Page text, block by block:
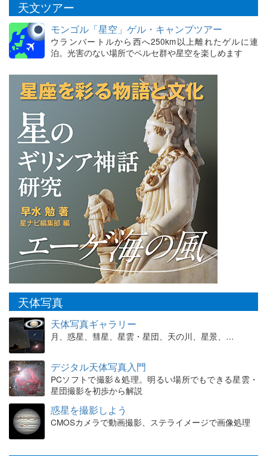
天文ツアー
モンゴル「星空」ゲル・キャンプツアー
ウランバートルから西へ250km以上離れたゲルに連
泊。光害のない場所でペルセ群や星空を楽しめます
天体写真
天体写真ギャラリー
月、惑星、彗星、星雲・星団、天の川、星景、…
デジタル天体写真入門
PCソフトで撮影＆処理。明るい場所でもできる星雲・
星団撮影を初歩から解説
惑星を撮影しよう
CMOSカメラで動画撮影、ステライメージで画像処理